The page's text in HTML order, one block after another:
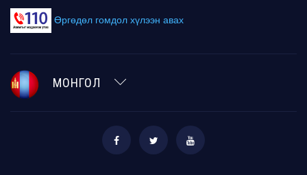
Өргөдөл гомдол хүлээн авах
МОНГОЛ